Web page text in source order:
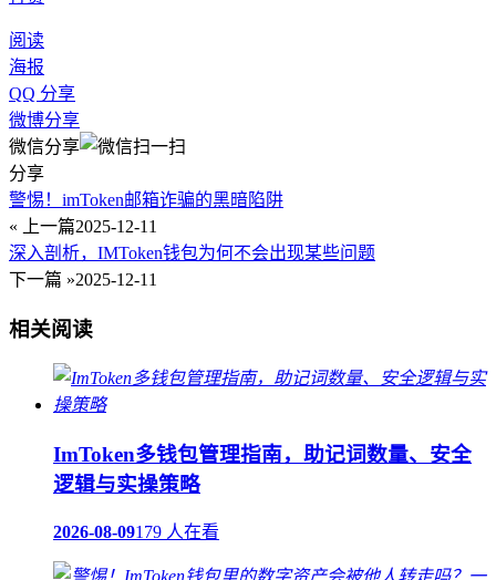
阅读
海报
QQ 分享
微博分享
微信分享
分享
警惕！imToken邮箱诈骗的黑暗陷阱
« 上一篇2025-12-11
深入剖析，IMToken钱包为何不会出现某些问题
下一篇 »2025-12-11
相关阅读
ImToken多钱包管理指南，助记词数量、安全
逻辑与实操策略
2026-08-09179 人在看